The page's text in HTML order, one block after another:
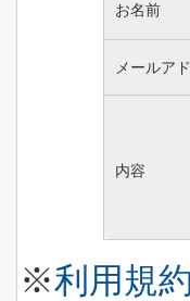
お名前
メールア
内容
※利用規約